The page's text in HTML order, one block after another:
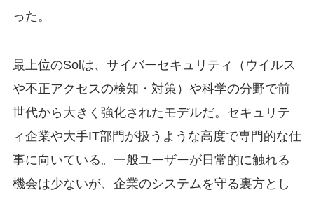
った。
最上位のSolは、サイバーセキュリティ（ウイルス
や不正アクセスの検知・対策）や科学の分野で前
世代から大きく強化されたモデルだ。セキュリテ
ィ企業や大手IT部門が扱うような高度で専門的な仕
事に向いている。一般ユーザーが日常的に触れる
機会は少ないが、企業のシステムを守る裏方とし